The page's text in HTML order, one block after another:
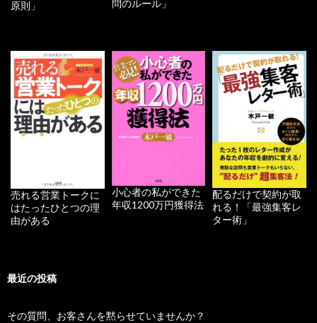
原則」
問のルール」
売れる営業トークに
はたったひとつの理
由がある
小心者の私ができた
年収1200万円獲得法
配るだけで契約が取
れる！「最強集客レ
ター術」
最近の投稿
その質問、お客さんを黙らせていませんか？